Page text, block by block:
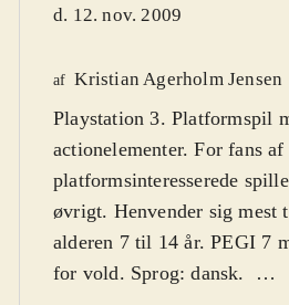
d. 12. nov. 2009
af Kristian Agerholm Jensen
Playstation 3. Platformspil
actionelementer. For fans af
platformsinteresserede
øvrigt. Henvender sig mest
alderen 7 til 14 år. PEGI 7
for vold. Sprog: dansk.